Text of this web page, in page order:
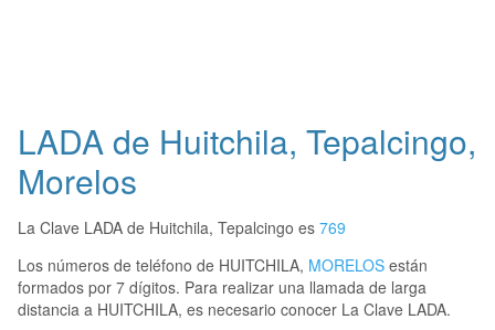
LADA de Huitchila, Tepalcingo,
Morelos
La Clave LADA de Huitchila, Tepalcingo es 769
Los números de teléfono de HUITCHILA, MORELOS están
formados por 7 dígitos. Para realizar una llamada de larga
distancia a HUITCHILA, es necesario conocer La Clave LADA.